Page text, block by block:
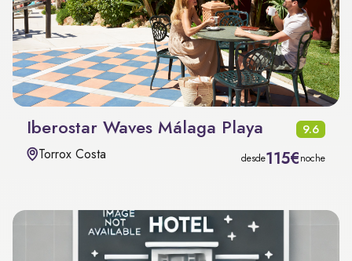
Iberostar Waves Málaga Playa 9.6
Torrox Costa desde115€noche